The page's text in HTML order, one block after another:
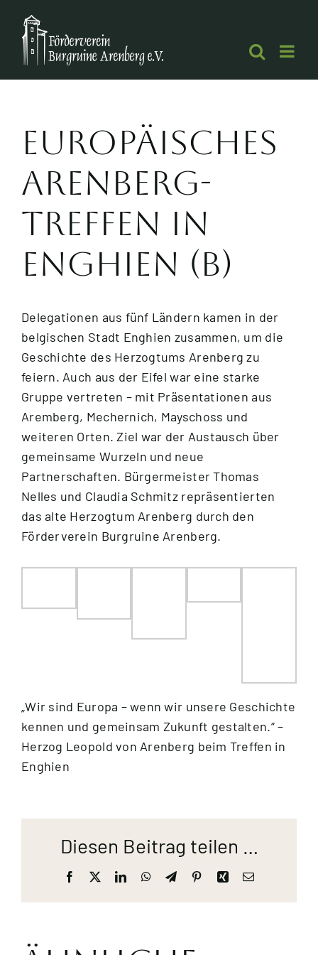
Inhalt
springen
Europäisches
Arenberg-
Treffen in
Enghien (B)
Delegationen aus fünf Ländern kamen in der
belgischen Stadt Enghien zusammen, um die
Geschichte des Herzogtums Arenberg zu
feiern. Auch aus der Eifel war eine starke
Gruppe vertreten – mit Präsentationen aus
Aremberg, Mechernich, Mayschoss und
weiteren Orten. Ziel war der Austausch über
gemeinsame Wurzeln und neue
Partnerschaften. Bürgermeister Thomas
Nelles und Claudia Schmitz repräsentierten
das alte Herzogtum Arenberg durch den
Förderverein Burgruine Arenberg.
„Wir sind Europa – wenn wir unsere Geschichte
kennen und gemeinsam Zukunft gestalten.“ –
Herzog Leopold von Arenberg beim Treffen in
Enghien
Diesen Beitrag teilen …
Facebook LinkedInWhatsApp
TelegramPinterestXingE-